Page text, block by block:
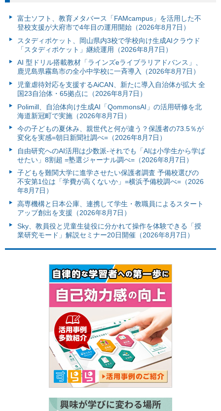
富⼠ソフト、教育メタバース「FAMcampus」を活用した不
登校支援が大府市で4年目の運用開始（2026年8月7日）
スタディポケット、岡山県内3校で学校向け生成AIクラウド
「スタディポケット」継続運用（2026年8月7日）
AI 型ドリル搭載教材「ラインズeライブラリアドバンス」、
鹿児島県霧島市の全小中学校に一斉導入（2026年8月7日）
児童虐待対応を支援するAiCAN、新たに導入自治体が拡大 全
国23自治体・65拠点に（2026年8月7日）
Polimill、自治体向け生成AI「QommonsAI」の活用研修を北
海道新冠町で実施（2026年8月7日）
今の子どもの夏休み、親世代と何が違う？保護者の73.5％が
変化を実感=朝日新聞社調べ=（2026年8月7日）
自由研究へのAI活用は少数派-それでも「AIは小学生から学ば
せたい」8割超 =塾選ジャーナル調べ=（2026年8月7日）
子どもを難関大学に進学させたい保護者調査 予備校選びの
不安第1位は「学費が高くないか」=横浜予備校調べ=（2026
年8月7日）
高専機構と日本公庫、連携して学生・教職員によるスタート
アップ創出を支援（2026年8月7日）
Sky、教員役と児童生徒役に分かれて操作を体験できる「授
業研究モード」解説セミナー20日開催（2026年8月7日）